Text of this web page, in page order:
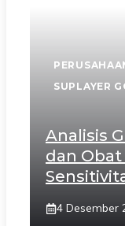
SUPLAYER
Analisis
dan Obat
4 Desember